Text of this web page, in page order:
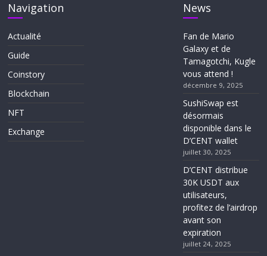
Navigation
Actualité
Guide
Coinstory
Blockchain
NFT
Exchange
News
Fan de Mario
Galaxy et de
Tamagotchi, Kugle
vous attend !
décembre 9, 2025
SushiSwap est
désormais
disponible dans le
D’CENT wallet
juillet 30, 2025
D’CENT distribue
30K USDT aux
utilisateurs,
profitez de l’airdrop
avant son
expiration
juillet 24, 2025